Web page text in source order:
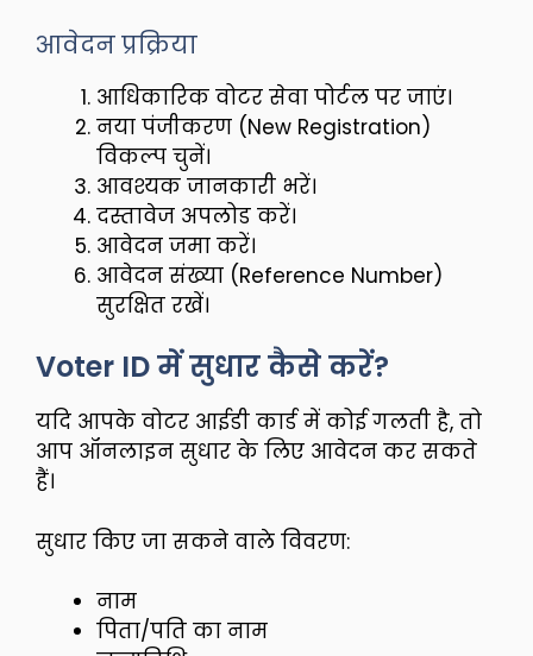
आवेदन प्रक्रिया
आधिकारिक वोटर सेवा पोर्टल पर जाएं।
नया पंजीकरण (New Registration)
विकल्प चुनें।
आवश्यक जानकारी भरें।
दस्तावेज अपलोड करें।
आवेदन जमा करें।
आवेदन संख्या (Reference Number)
सुरक्षित रखें।
Voter ID में सुधार कैसे करें?
यदि आपके वोटर आईडी कार्ड में कोई गलती है, तो
आप ऑनलाइन सुधार के लिए आवेदन कर सकते
हैं।
सुधार किए जा सकने वाले विवरण:
नाम
पिता/पति का नाम